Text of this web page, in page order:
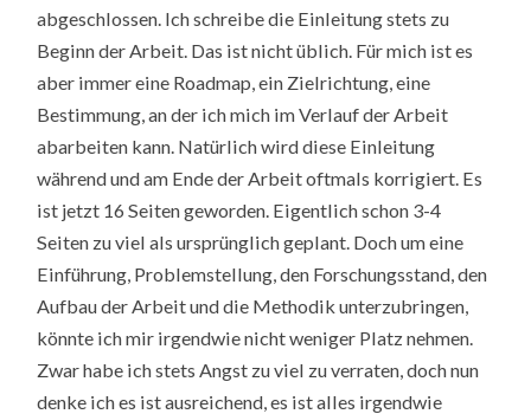
abgeschlossen. Ich schreibe die Einleitung stets zu
Beginn der Arbeit. Das ist nicht üblich. Für mich ist es
aber immer eine Roadmap, ein Zielrichtung, eine
Bestimmung, an der ich mich im Verlauf der Arbeit
abarbeiten kann. Natürlich wird diese Einleitung
während und am Ende der Arbeit oftmals korrigiert. Es
ist jetzt 16 Seiten geworden. Eigentlich schon 3-4
Seiten zu viel als ursprünglich geplant. Doch um eine
Einführung, Problemstellung, den Forschungsstand, den
Aufbau der Arbeit und die Methodik unterzubringen,
könnte ich mir irgendwie nicht weniger Platz nehmen.
Zwar habe ich stets Angst zu viel zu verraten, doch nun
denke ich es ist ausreichend, es ist alles irgendwie